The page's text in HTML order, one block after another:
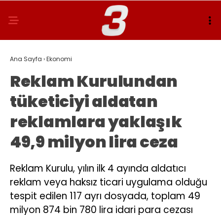
Ana Sayfa ›Ekonomi
Reklam Kurulundan
tüketiciyi aldatan
reklamlara yaklaşık
49,9 milyon lira ceza
Reklam Kurulu, yılın ilk 4 ayında aldatıcı
reklam veya haksız ticari uygulama olduğu
tespit edilen 117 ayrı dosyada, toplam 49
milyon 874 bin 780 lira idari para cezası